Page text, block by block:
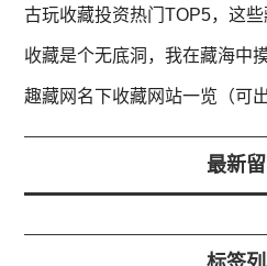
古玩收藏投资热门TOP5，这些
趣藏网名下收藏网站一览（可
最新